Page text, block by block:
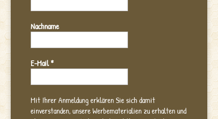
Nachname
E-Mail*
Mit Ihrer Anmeldung erklären Sie sich damit
einverstanden, unsere Werbematerialien zu erhalten und